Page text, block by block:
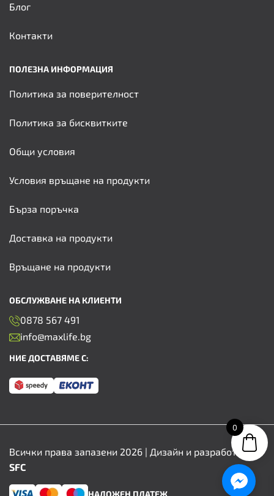
Блог
Контакти
ПОЛЕЗНА ИНФОРМАЦИЯ
Политика за поверителност
Политика за бисквитките
Общи условия
Условия връщане на продукти
Бърза поръчка
Доставка на продукти
Връщане на продукти
ОБСЛУЖВАНЕ НА КЛИЕНТИ
0878 567 491
info@maxlife.bg
НИЕ ДОСТАВЯМЕ С:
Всички права запазени 2026 | Дизайн и разработка от
SFC
0